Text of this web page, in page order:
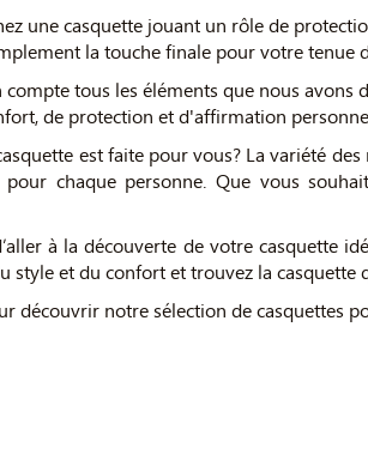
une casquette jouant un rôle de
la touche finale pour votre tenue
compte tous les éléments que nous
de protection et d'affirmation
est faite pour vous? La variété
pour chaque personne. Que vous
à la découverte de votre casquette
style et du confort et trouvez la casquette
découvrir notre sélection de casquettes